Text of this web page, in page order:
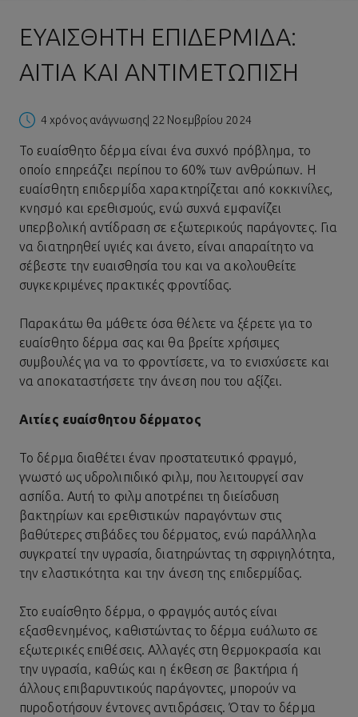
ΕΥΑΊΣΘΗΤΗ ΕΠΙΔΕΡΜΊΔΑ:
ΑΊΤΙΑ ΚΑΙ ΑΝΤΙΜΕΤΏΠΙΣΗ
4 χρόνος ανάγνωσης| 22 Νοεμβρίου 2024
Το ευαίσθητο δέρμα είναι ένα συχνό πρόβλημα, το
οποίο επηρεάζει περίπου το 60% των ανθρώπων. Η
ευαίσθητη επιδερμίδα χαρακτηρίζεται από κοκκινίλες,
κνησμό και ερεθισμούς, ενώ συχνά εμφανίζει
υπερβολική αντίδραση σε εξωτερικούς παράγοντες. Για
να διατηρηθεί υγιές και άνετο, είναι απαραίτητο να
σέβεστε την ευαισθησία του και να ακολουθείτε
συγκεκριμένες πρακτικές φροντίδας.
Παρακάτω θα μάθετε όσα θέλετε να ξέρετε για το
ευαίσθητο δέρμα σας και θα βρείτε χρήσιμες
συμβουλές για να το φροντίσετε, να το ενισχύσετε και
να αποκαταστήσετε την άνεση που του αξίζει.
Αιτίες ευαίσθητου δέρματος
Το δέρμα διαθέτει έναν προστατευτικό φραγμό,
γνωστό ως υδρολιπιδικό φιλμ, που λειτουργεί σαν
ασπίδα. Αυτή το φιλμ αποτρέπει τη διείσδυση
βακτηρίων και ερεθιστικών παραγόντων στις
βαθύτερες στιβάδες του δέρματος, ενώ παράλληλα
συγκρατεί την υγρασία, διατηρώντας τη σφριγηλότητα,
την ελαστικότητα και την άνεση της επιδερμίδας.
Στο ευαίσθητο δέρμα, ο φραγμός αυτός είναι
εξασθενημένος, καθιστώντας το δέρμα ευάλωτο σε
εξωτερικές επιθέσεις. Αλλαγές στη θερμοκρασία και
την υγρασία, καθώς και η έκθεση σε βακτήρια ή
άλλους επιβαρυντικούς παράγοντες, μπορούν να
πυροδοτήσουν έντονες αντιδράσεις. Όταν το δέρμα